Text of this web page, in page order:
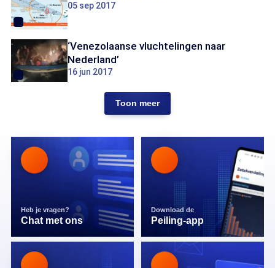
05 sep 2017
‘Venezolaanse vluchtelingen naar
Nederland’
16 jun 2017
Toon meer
Heb je vragen?
Chat met ons
Download de
Peiling-app